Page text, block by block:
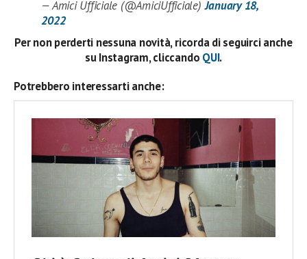
— Amici Ufficiale (@AmiciUfficiale)January 18,
2022
Per non perderti nessuna novità, ricorda di seguirci anche
su Instagram, cliccando QUI.
Potrebbero interessarti anche: